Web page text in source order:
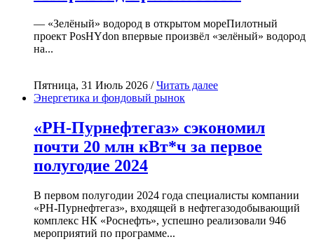
— «Зелёный» водород в открытом мореПилотный
проект PosHYdon впервые произвёл «зелёный» водород
на...
Пятница, 31 Июль 2026 /Читать далее
Энергетика и фондовый рынок
«РН-Пурнефтегаз» сэкономил
почти 20 млн кВт*ч за первое
полугодие 2024
В первом полугодии 2024 года специалисты компании
«РН-Пурнефтегаз», входящей в нефтегазодобывающий
комплекс НК «Роснефть», успешно реализовали 946
мероприятий по программе...